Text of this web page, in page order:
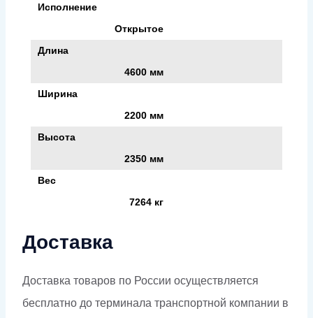
Исполнение
Открытое
Длина
4600 мм
Ширина
2200 мм
Высота
2350 мм
Вес
7264 кг
Доставка
Доставка товаров по России осуществляется
бесплатно до терминала транспортной компании в